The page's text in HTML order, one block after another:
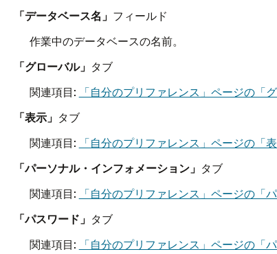
「データベース名」 フィールド
作業中のデータベースの名前。
「グローバル」 タブ
関連項目:
「自分のプリファレンス」ページの「
「表示」 タブ
関連項目:
「自分のプリファレンス」ページの「
「パーソナル・インフォメーション」 タブ
関連項目:
「自分のプリファレンス」ページの「
「パスワード」 タブ
関連項目:
「自分のプリファレンス」ページの「